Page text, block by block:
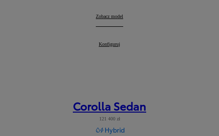
Corolla Hatchback
Zobacz model
Corolla Hatchback
Konfiguruj
Corolla Sedan
121 400 zł
Hybrid